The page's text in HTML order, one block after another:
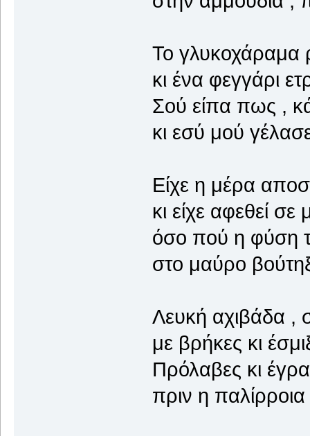
Το γλυκοχάραμα
κι ένα φεγγάρι
Σού είπα πως ,
κι εσύ μού
Είχε η μέρα
κι είχε αφεθεί
όσο πού η φύση
στο μαύρο
Λευκή αχιβάδα ,
με βρήκες κι
Πρόλαβες κι
πριν η